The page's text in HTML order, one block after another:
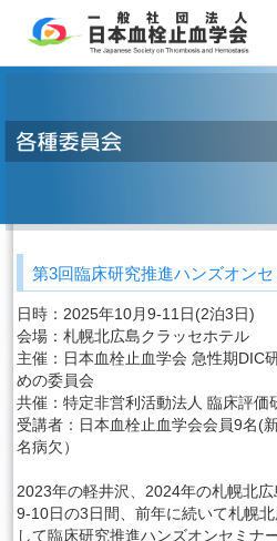
学会概要・理事長挨拶
各種委員会
用語集
認定医制度
認定技師制度
学術集会
会員専用
事務手続き（入退会・変更）
第3回臨床研究推進ハンズオン
日時：2025年10月9-11日(2泊3日)
会場：札幌北広島クラッセホテル
主催：日本血栓止血学会 急性期DIC
めの委員会
共催：特定非営利活動法人 臨床評価
受講者：日本血栓止血学会会員9名(
名病欠）
2023年の軽井沢、2024年の札幌北
9-10日の3日間、前年に続いて札幌
して臨床研究推進ハンズオンセミナ